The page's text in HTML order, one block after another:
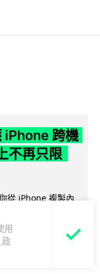
用
iPhone 跨機
不再只限
從 iPhone 複製內
Apple 生態重要...